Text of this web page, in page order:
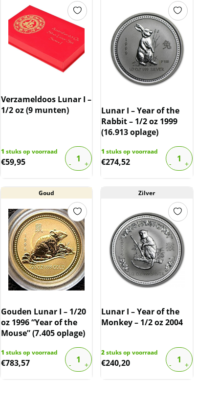
Verzameldoos Lunar I –
1/2 oz (9 munten)
1 stuks op voorraad
€59,95
Lunar I – Year of the
Rabbit – 1/2 oz 1999
(16.913 oplage)
1 stuks op voorraad
€274,52
Goud
Gouden Lunar I – 1/20
oz 1996 “Year of the
Mouse” (7.405 oplage)
1 stuks op voorraad
€783,57
Zilver
Lunar I – Year of the
Monkey – 1/2 oz 2004
2stuks op voorraad
€240,20